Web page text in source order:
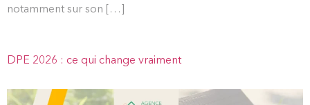
notamment sur son […]
DPE 2026 : ce qui change vraiment